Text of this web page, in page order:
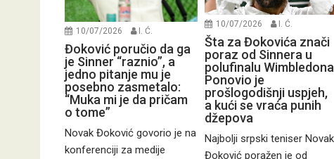
10/07/2026 I. Ć.
Đoković poručio da ga
je Sinner “raznio”, a
jedno pitanje mu je
posebno zasmetalo:
“Muka mi je da pričam
o tome”
Novak Đoković govorio je na
konferenciji za medije
10/07/2026 I. Ć.
Šta za Đokovića znači
poraz od Sinnera u
polufinalu
Ponovio je
prošlogodišnji uspjeh,
a kući se vraća punih
džepova
Najbolji srpski teniser Novak
Đoković poražen je od